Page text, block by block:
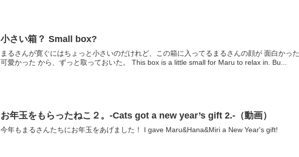
小さい箱？ Small box?
まるさんが寛ぐにはちょっと小さいのだけれど、この箱に入ってるまるさんの顔が 面白かった
可愛かった から、ずっと取っておいた。 This box is a little small for Maru to relax in. Bu...
お年玉をもらったねこ２。-Cats got a new year’s gift 2.-（動画）
今年もまるさんたちにお年玉をあげました！ I gave Maru&Hana&Miri a New Year's gift!